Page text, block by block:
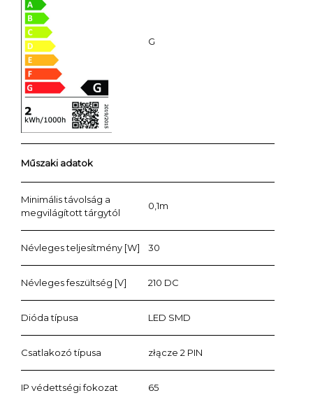
G
Műszaki adatok
Minimális távolság a
megvilágított tárgytól
0,1m
Névleges teljesítmény [W] 30
Névleges feszültség [V] 210 DC
Dióda típusa LED SMD
Csatlakozó típusa złącze 2 PIN
IP védettségi fokozat 65